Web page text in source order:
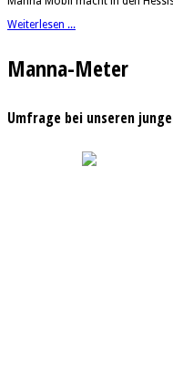
Weiterlesen ...
Manna-Meter
Umfrage bei unseren